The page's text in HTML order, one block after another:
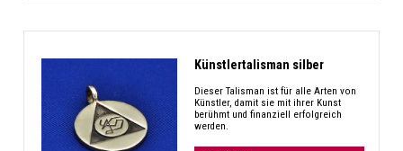
Künstlertalisman silber
Dieser Talisman ist für alle Arten von
Künstler, damit sie mit ihrer Kunst
berühmt und finanziell erfolgreich
werden.